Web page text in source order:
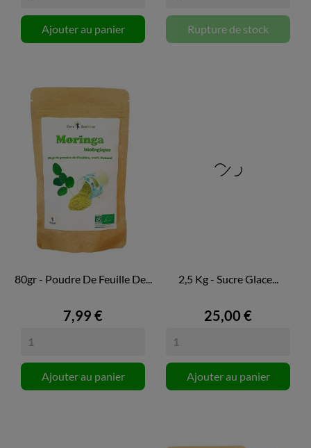
Ajouter au panier Rupture de stock
80gr - Poudre De Feuille De...
7,99 €
Ajouter au panier
2,5 Kg - Sucre Glace...
25,00 €
Ajouter au panier